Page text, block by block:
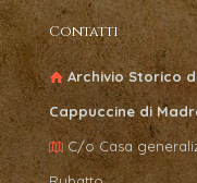
Contatti
Archivio Storico
Cappuccine di
C/o Casa